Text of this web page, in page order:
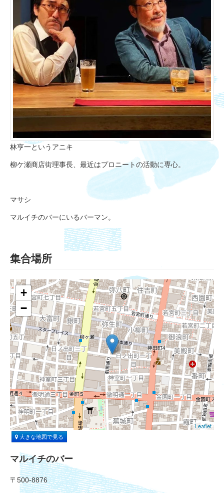
林亨一というアニキ
柳ケ瀬商店街理事長、最近はプロニートの活動に専心。
マサシ
マルイチのバーにいるバーマン。
集合場所
+
−
Leaflet
大きな地図で見る
マルイチのバー
〒500-8876